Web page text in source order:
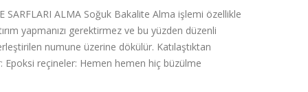
ALMA Soğuk Bakalite Alma işlemi özellikle
yapmanızı gerektirmez ve bu yüzden düzenli
numune üzerine dökülür. Katılaştıktan
Epoksi reçineler: Hemen hemen hiç büzülme